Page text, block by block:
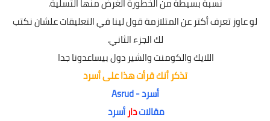
لو عاوز تعرف أكتر عن المتلازمة قول لينا في التعليقات علشان نكتب
لك الجزء الثاني.
اللايك والكومنت والشير دول بيساعدونا جدا
تذكر أنك قرأت هذا على أسرد
أسرد - Asrud
مقالاتدارأسرد